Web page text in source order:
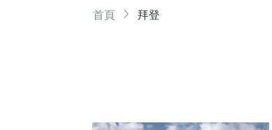
首頁 拜登